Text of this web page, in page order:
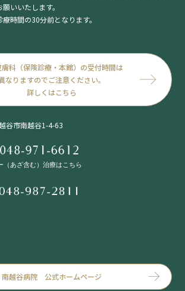
いいたします。
時間の30分前となります。
膚科（保険診療・本館）の受付時間は
なりますのでご注意ください。
詳しくはこちら
谷市南越谷1-4-63
（あざ含む）治療はこちら
南越谷病院 公式ホームページ